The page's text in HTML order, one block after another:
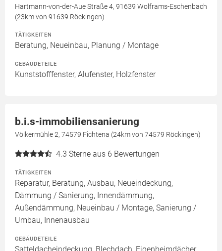
Hartmann-von-der-Aue Straße 4, 91639 Wolframs-Eschenbach
(23km von 91639 Röckingen)
TÄTIGKEITEN
Beratung, Neueinbau, Planung / Montage
GEBÄUDETEILE
Kunststofffenster, Alufenster, Holzfenster
b.i.s-immobiliensanierung
Völkermühle 2, 74579 Fichtena (24km von 74579 Röckingen)
4.3 Sterne aus 6 Bewertungen
TÄTIGKEITEN
Reparatur, Beratung, Ausbau, Neueindeckung,
Dämmung / Sanierung, Innendämmung,
Außendämmung, Neueinbau / Montage, Sanierung /
Umbau, Innenausbau
GEBÄUDETEILE